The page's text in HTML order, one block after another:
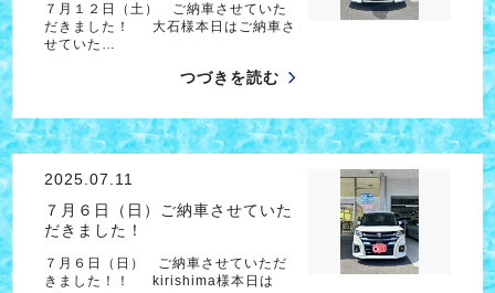
７月１２日（土） ご納車させていた
だきました！ 大石様本日はご納車さ
せていた…
つづきを読む
2025.07.11
７月６日（日）ご納車させていた
だきました！
７月６日（日） ご納車させていただ
きました！！ kirishima様本日は